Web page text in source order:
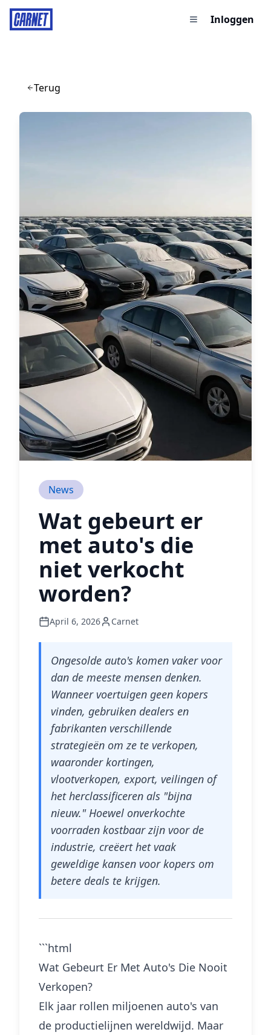
Inloggen
Terug
News
Wat gebeurt er
met auto's die
niet verkocht
worden?
April 6, 2026 Carnet
Ongesolde auto's komen vaker voor
dan de meeste mensen denken.
Wanneer voertuigen geen kopers
vinden, gebruiken dealers en
fabrikanten verschillende
strategieën om ze te verkopen,
waaronder kortingen,
vlootverkopen, export, veilingen of
het herclassificeren als "bijna
nieuw." Hoewel onverkochte
voorraden kostbaar zijn voor de
industrie, creëert het vaak
geweldige kansen voor kopers om
betere deals te krijgen.
```html
Wat Gebeurt Er Met Auto's Die Nooit
Verkopen?
Elk jaar rollen miljoenen auto's van
de productielijnen wereldwijd. Maar